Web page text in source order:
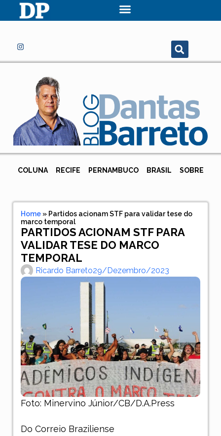
COLUNA RECIFE PERNAMBUCO BRASIL SOBRE
Home» Partidos acionam STF para validar tese do
marco temporal
PARTIDOS ACIONAM STF PARA
VALIDAR TESE DO MARCO
TEMPORAL
Ricardo Barreto29/dezembro/2023
Foto: Minervino Júnior/CB/D.A.Press
Do Correio Braziliense